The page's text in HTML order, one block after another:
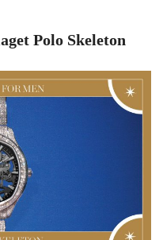
Polo Skeleton